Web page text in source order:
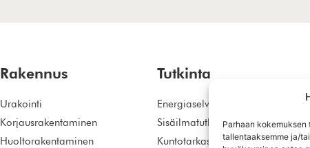
Parhaan
tallentaaksemme ja/
Rakennus
Urakointi
Korjausrakentaminen
Huoltorakentaminen
Tutkinta
Energiaselvitys
Sisäilmatutkimus
Kuntotarkastus